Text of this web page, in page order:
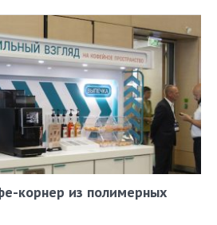
корнер из полимерных